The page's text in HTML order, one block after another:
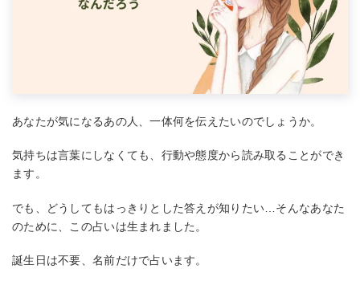
あなたが気になるあの人、一体何を伝えたいのでしょうか。
気持ちは言葉にしなくても、行動や態度から読み取ることができ
ます。
でも、どうしてもはっきりとした答えが知りたい…そんなあなた
のために、この占いは生まれました。
誕生日は不要、名前だけで占います。